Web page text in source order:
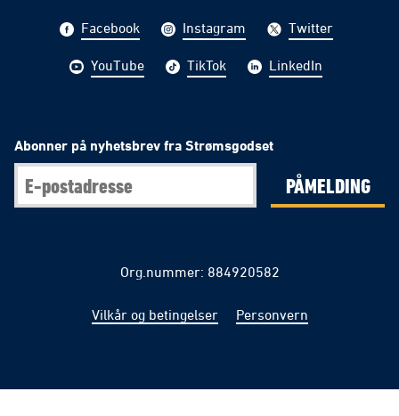
Facebook Instagram Twitter
YouTube TikTok LinkedIn
Abonner på nyhetsbrev fra Strømsgodset
PÅMELDING
Org.nummer: 884920582
Vilkår og betingelser Personvern